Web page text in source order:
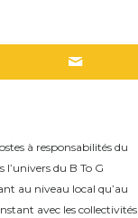
à responsabilités du
du B To G
au niveau local qu’au
avec les collectivités